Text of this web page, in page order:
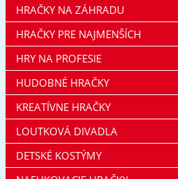
HRAČKY NA ZÁHRADU
HRAČKY PRE NAJMENŠÍCH
HRY NA PROFESIE
HUDOBNÉ HRAČKY
KREATÍVNE HRAČKY
LOUTKOVÁ DIVADLA
DETSKÉ KOSTÝMY